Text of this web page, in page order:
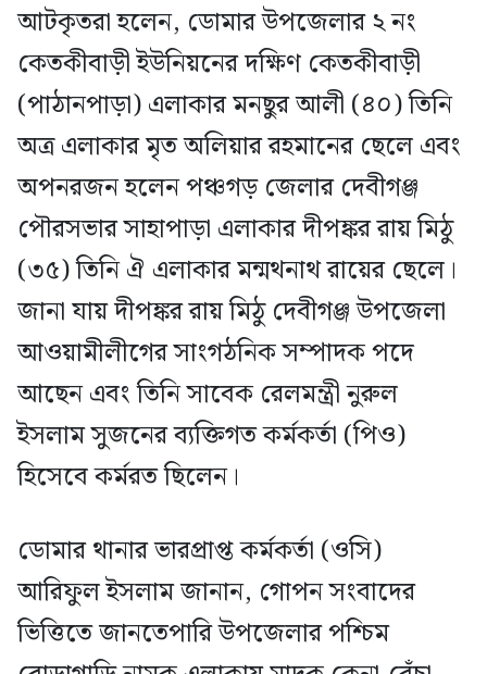
আটকৃতরা হলেন, ডোমার উপজেলার ২ নং
কেতকীবাড়ী ইউনিয়নের দক্ষিণ কেতকীবাড়ী
(পাঠানপাড়া) এলাকার মনছুর আলী (৪০) তিনি
অত্র এলাকার মৃত অলিয়ার রহমানের ছেলে এবং
অপনরজন হলেন পঞ্চগড় জেলার দেবীগঞ্জ
পৌরসভার সাহাপাড়া এলাকার দীপঙ্কর রায় মিঠু
(৩৫) তিনি ঐ এলাকার মন্মথনাথ রায়ের ছেলে।
জানা যায় দীপঙ্কর রায় মিঠু দেবীগঞ্জ উপজেলা
আওয়ামীলীগের সাংগঠনিক সম্পাদক পদে
আছেন এবং তিনি সাবেক রেলমন্ত্রী নুরুল
ইসলাম সুজনের ব্যক্তিগত কর্মকর্তা (পিও)
হিসেবে কর্মরত ছিলেন।
ডোমার থানার ভারপ্রাপ্ত কর্মকর্তা (ওসি)
আরিফুল ইসলাম জানান, গোপন সংবাদের
ভিত্তিতে জানতেপারি উপজেলার পশ্চিম